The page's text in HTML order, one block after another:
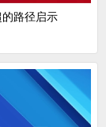
路径启示